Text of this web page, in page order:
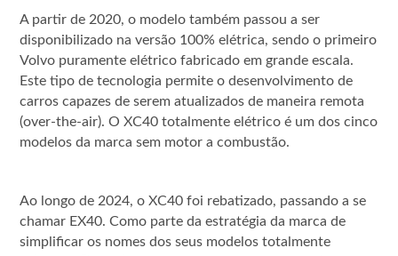
A partir de 2020, o modelo também passou a ser
disponibilizado na versão 100% elétrica, sendo o primeiro
Volvo puramente elétrico fabricado em grande escala.
Este tipo de tecnologia permite o desenvolvimento de
carros capazes de serem atualizados de maneira remota
(over-the-air). O XC40 totalmente elétrico é um dos cinco
modelos da marca sem motor a combustão.
Ao longo de 2024, o XC40 foi rebatizado, passando a se
chamar EX40. Como parte da estratégia da marca de
simplificar os nomes dos seus modelos totalmente